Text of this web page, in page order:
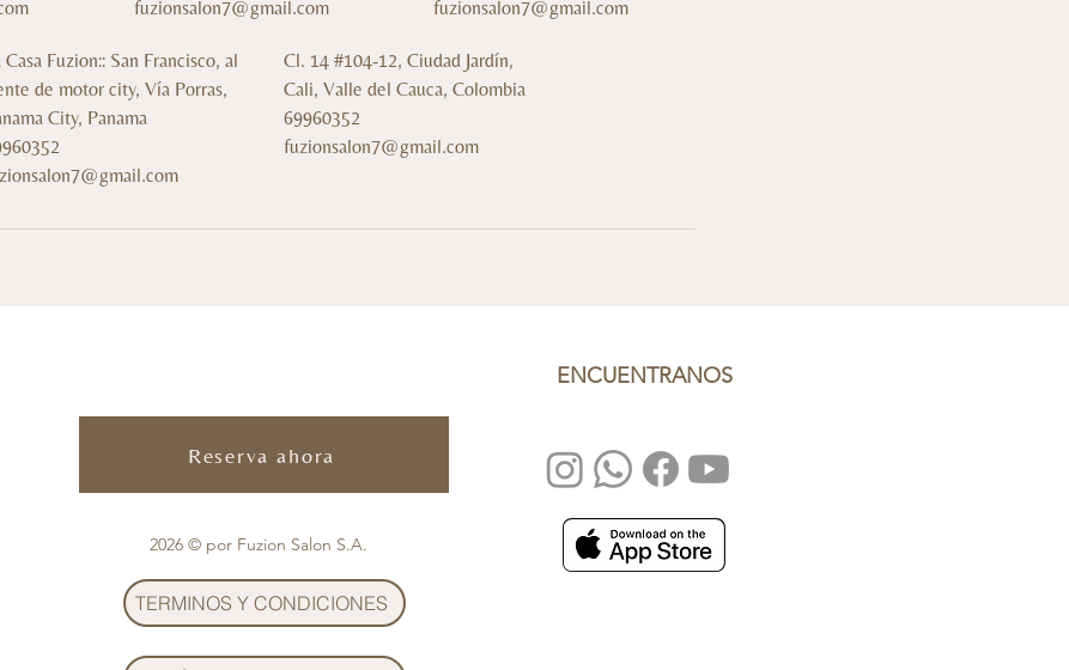
fuzionsalon7@gmail.com
fuzionsalon7@gmail.com
Casa Fuzion:: San Francisco, al
de motor city, Vía Porras,
City, Panama
Cl. 14 #104-12, Ciudad Jardín,
Cali, Valle del Cauca, Colombia
69960352
fuzionsalon7@gmail.com
Reserva ahora
2026 © por Fuzion Salon S.A.
ENCUENTRANOS
TERMINOS Y CONDICIONES